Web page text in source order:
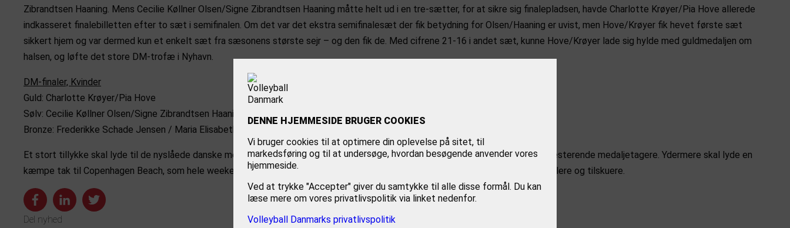
Zibrandtsen Haaning. Mens Cecilie Køllner Olsen/Signe Zibrandtsen Haaning måtte helt ud i en tre-sætter, for at sikre sig finalepladsen, havde Charlotte Krøyer/Pia Hove allerede
indkasseret finalebilletten efter to sæt i semifinalen. Om det var det ekstra semifinalesæt der fik betydning for Olsen/Haaning er uvist, men Hove/Krøyer fik hevet første sæt
sikkert hjem og var dermed kun et enkelt sæt fra sæsonens største sejr – og den fik de. Med cifrene 21-16 i andet sæt, kunne Hove/Krøyer lade sig hylde med guldmedaljen om
halsen, og løfte det store DM-trofæ i Nyhavn.
DM-finaler, Kvinder
Guld: Charlotte Krøyer/Pia Hove
Sølv: Cecilie Køllner Olsen/Signe Zibrandtsen Haaning
Bronze: Frederikke Schade Jensen / Maria Elisabeth Boelt Tyndeskov
Et stort tillykke skal lyde til de nyslåede danske mestre Charlotte Krøyer/Pia Hove og Peter Jensen/Nicolai Houmann samt de resterende medaljetagere. Ydermere skal lyde en
kæmpe tak til Copenhagen Beach, som hele weekenden igennem har arbejdet benhårdt for at skabe de bedste faciliteter for spillere og tilskuere.
Del nyhed
DENNE HJEMMESIDE BRUGER COOKIES
Vi bruger cookies til at optimere din oplevelse på sitet, til
markedsføring og til at undersøge, hvordan besøgende anvender vores
hjemmeside.
Ved at trykke "Accepter" giver du samtykke til alle disse formål. Du kan
læse mere om vores privatlivspolitik via linket nedenfor.
Volleyball Danmarks privatlivspolitik